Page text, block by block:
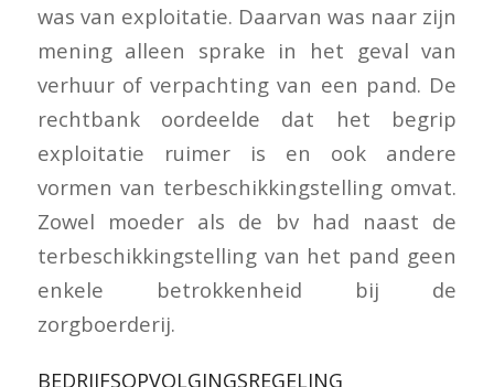
was van exploitatie. Daarvan was naar zijn
mening alleen sprake in het geval van
verhuur of verpachting van een pand. De
rechtbank oordeelde dat het begrip
exploitatie ruimer is en ook andere
vormen van terbeschikkingstelling omvat.
Zowel moeder als de bv had naast de
terbeschikkingstelling van het pand geen
enkele betrokkenheid bij de
zorgboerderij.
BEDRIJFSOPVOLGINGSREGELING